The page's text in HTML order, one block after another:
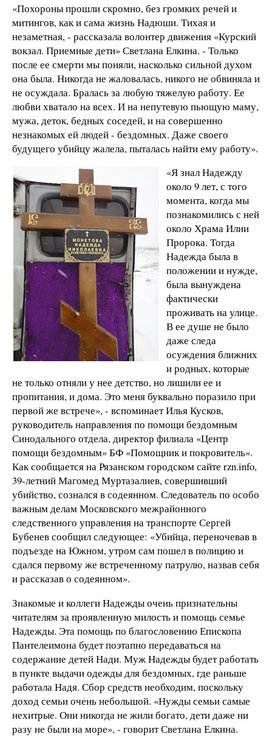
«Похороны прошли скромно, без громких речей и
митингов, как и сама жизнь Надюши. Тихая и
незаметная, - рассказала волонтер движения «Курский
вокзал. Приемные дети» Светлана Елкина. - Только
после ее смерти мы поняли, насколько сильной духом
она была. Никогда не жаловалась, никого не обвиняла и
не осуждала. Бралась за любую тяжелую работу. Ее
любви хватало на всех. И на непутевую пьющую маму,
мужа, деток, бедных соседей, и на совершенно
незнакомых ей людей - бездомных. Даже своего
будущего убийцу жалела, пыталась найти ему работу».
«Я знал Надежду
около 9 лет, с того
момента, когда мы
познакомились с ней
около Храма Илии
Пророка. Тогда
Надежда была в
положении и нужде,
была вынуждена
фактически
проживать на улице.
В ее душе не было
даже следа
осуждения ближних
и родных, которые
не только отняли у нее детство, но лишили ее и
пропитания, и дома. Это меня буквально поразило при
первой же встрече», - вспоминает Илья Кусков,
руководитель направления по помощи бездомным
Синодального отдела, директор филиала «Центр
помощи бездомным» БФ «Помощник и покровитель».
Как сообщается на Рязанском городском сайте rzn.info,
39-летний Магомед Муртазалиев, совершивший
убийство, сознался в содеянном. Следователь по особо
важным делам Московского межрайонного
следственного управления на транспорте Сергей
Бубенев сообщил следующее: «Убийца, переночевав в
подъезде на Южном, утром сам пошел в полицию и
сдался первому же встреченному патрулю, назвав себя
и рассказав о содеянном».
Знакомые и коллеги Надежды очень признательны
читателям за проявленную милость и помощь семье
Надежды. Эта помощь по благословению Епископа
Пантелеимона будет поэтапно передаваться на
содержание детей Нади. Муж Надежды будет работать
в пункте выдачи одежды для бездомных, где раньше
работала Надя. Сбор средств необходим, поскольку
доход семьи очень небольшой. «Нужды семьи самые
нехитрые. Они никогда не жили богато, дети даже ни
разу не были на море», - говорит Светлана Елкина.